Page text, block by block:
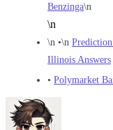
Benzinga\n
\n
\n •\n
Illinois Answers
• Polymarket